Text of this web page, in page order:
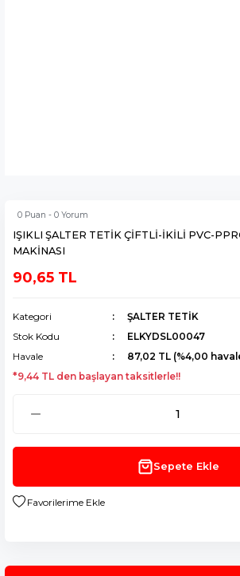
0 Puan - 0 Yorum
IŞIKLI ŞALTER TETİK ÇİFTLİ-İKİLİ PVC-
MAKİNASI
90,65 TL
Kategori
ŞALTER TETİK
Stok Kodu
ELKYDSL00047
Havale
87,02 TL (%4,00
*9,44 TL den başlayan taksitlerle!!
Sepete Ekle